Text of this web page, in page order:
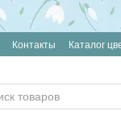
Контакты Каталог